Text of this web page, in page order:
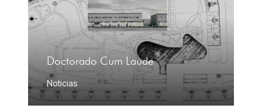
Doctorado Cum Laude
Noticias